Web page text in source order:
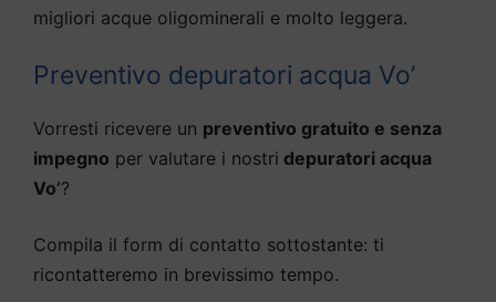
migliori acque oligominerali e molto leggera.
Preventivo depuratori acqua Vo’
Vorresti ricevere un preventivo gratuito e senza
impegno per valutare i nostri depuratori acqua
Vo’?
Compila il form di contatto sottostante: ti
ricontatteremo in brevissimo tempo.